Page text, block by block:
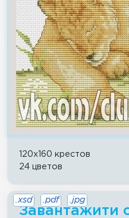
120x160 крестов
24 цветов
Завантажити
.xsd .pdf .jpg